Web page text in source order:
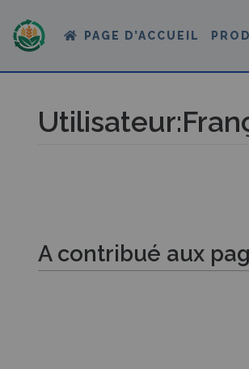
PAGE D’ACCUEIL
Utilisateur:
A contribué aux